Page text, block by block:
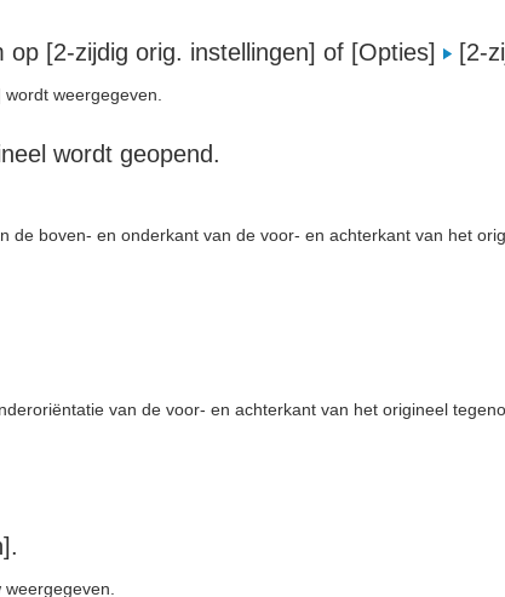
[2-zijdig orig. instellingen] of [Opties] [2-
weergegeven.
wordt geopend.
de boven- en onderkant van de voor- en achterkant van het
van de voor- en achterkant van het origineel